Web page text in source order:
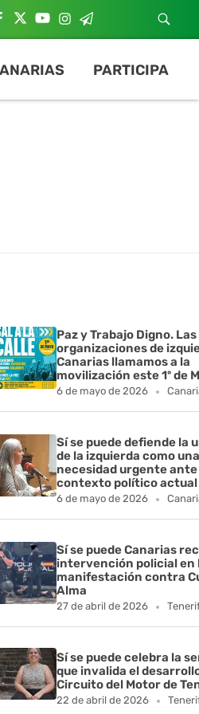
PARTICIPA
Paz y Trabajo Digno. Las
organizaciones de
Canarias llamamos a la
movilización este 1º de
6 de mayo de 2026
Sí se puede defiende la
de la izquierda como una
necesidad urgente ante
contexto político actual
6 de mayo de 2026
Sí se puede Canarias
intervención policial en
manifestación contra
Alma
27 de abril de 2026
Sí se puede celebra la
que invalida el
Circuito del Motor de
22 de abril de 2026